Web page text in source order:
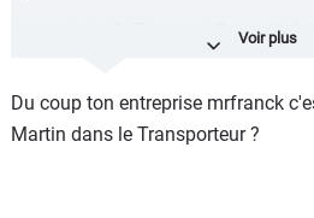
un mix de St Tropez et Deauville),
En somme que des endroits
tout. Pourquoi ? Parce que je
pays Nicois, le Haut Piémont et
Du coup ton entreprise mrfranck
Martin dans le Transporteur ?